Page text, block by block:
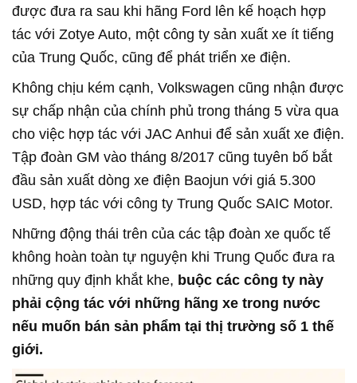
được đưa ra sau khi hãng Ford lên kế hoạch hợp
tác với Zotye Auto, một công ty sản xuất xe ít tiếng
của Trung Quốc, cũng để phát triển xe điện.
Không chịu kém cạnh, Volkswagen cũng nhận được
sự chấp nhận của chính phủ trong tháng 5 vừa qua
cho việc hợp tác với JAC Anhui để sản xuất xe điện.
Tập đoàn GM vào tháng 8/2017 cũng tuyên bố bắt
đầu sản xuất dòng xe điện Baojun với giá 5.300
USD, hợp tác với công ty Trung Quốc SAIC Motor.
Những động thái trên của các tập đoàn xe quốc tế
không hoàn toàn tự nguyện khi Trung Quốc đưa ra
những quy định khắt khe, buộc các công ty này
phải cộng tác với những hãng xe trong nước
nếu muốn bán sản phẩm tại thị trường số 1 thế
giới.